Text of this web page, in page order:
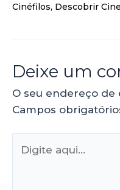
Cinéfilos, Descobrir
Deixe um
O seu endereço de
Campos